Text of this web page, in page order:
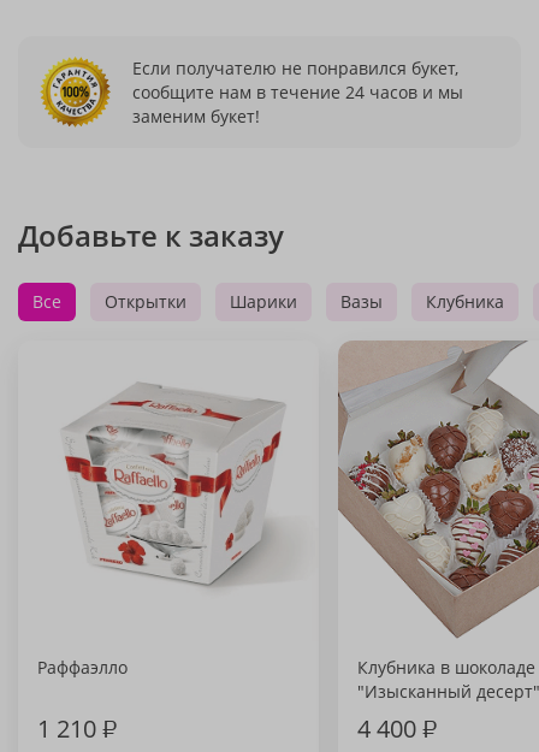
Если получателю не понравился букет,
сообщите нам в течение 24 часов и мы
заменим букет!
Добавьте к заказу
Все Открытки Шарики Вазы Клубника
Раффаэлло
1 210₽
Клубника в шоколаде
"Изысканный десерт"
4 400₽